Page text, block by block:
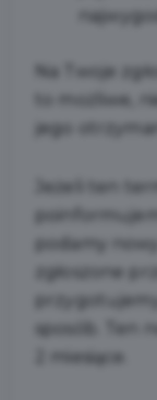
Na Twoje
to możliwe,
jego
Jeżeli ten
podamy
zgłoszone
sposób. Ten
2 miesiące.